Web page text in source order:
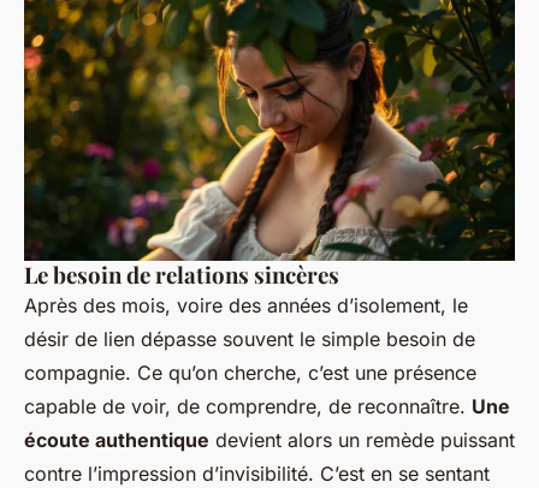
Le besoin de relations sincères
Après des mois, voire des années d’isolement, le
désir de lien dépasse souvent le simple besoin de
compagnie. Ce qu’on cherche, c’est une présence
capable de voir, de comprendre, de reconnaître. Une
écoute authentique devient alors un remède puissant
contre l’impression d’invisibilité. C’est en se sentant